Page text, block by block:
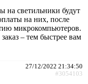
на светильники будут
на них, после
микрокомпьютеров.
– тем быстрее вам
27/12/2022 21:34:50
#3054103